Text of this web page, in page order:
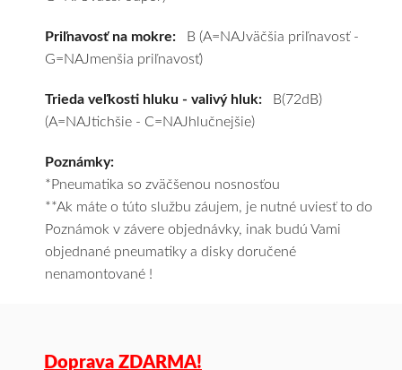
zadarmo.
Priľnavosť na mokre: B (A=NAJväčšia priľnavosť -
G=NAJmenšia priľnavosť)
Trieda veľkosti hluku - valivý hluk: B(72dB)
(A=NAJtichšie - C=NAJhlučnejšie)
Poznámky:
*Pneumatika so zväčšenou nosnosťou
**Ak máte o túto službu záujem, je nutné uviesť to do
Poznámok v závere objednávky, inak budú Vami
objednané pneumatiky a disky doručené
nenamontované !
Doprava ZDARMA!